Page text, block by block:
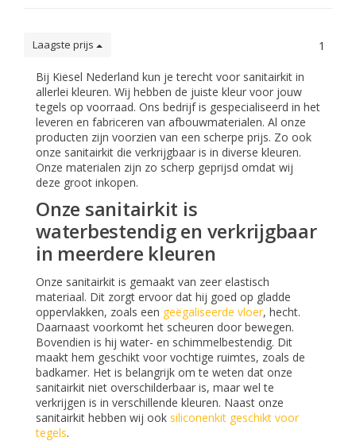
Laagste prijs 1
Bij Kiesel Nederland kun je terecht voor sanitairkit in
allerlei kleuren. Wij hebben de juiste kleur voor jouw
tegels op voorraad. Ons bedrijf is gespecialiseerd in het
leveren en fabriceren van afbouwmaterialen. Al onze
producten zijn voorzien van een scherpe prijs. Zo ook
onze sanitairkit die verkrijgbaar is in diverse kleuren.
Onze materialen zijn zo scherp geprijsd omdat wij
deze groot inkopen.
Onze sanitairkit is
waterbestendig en verkrijgbaar
in meerdere kleuren
Onze sanitairkit is gemaakt van zeer elastisch
materiaal. Dit zorgt ervoor dat hij goed op gladde
oppervlakken, zoals een geëgaliseerde vloer, hecht.
Daarnaast voorkomt het scheuren door bewegen.
Bovendien is hij water- en schimmelbestendig. Dit
maakt hem geschikt voor vochtige ruimtes, zoals de
badkamer. Het is belangrijk om te weten dat onze
sanitairkit niet overschilderbaar is, maar wel te
verkrijgen is in verschillende kleuren. Naast onze
sanitairkit hebben wij ook siliconenkit geschikt voor
tegels.